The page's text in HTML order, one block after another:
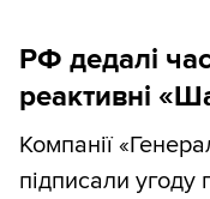
РФ дедалі
реактивні
Компанії
підписали угоду